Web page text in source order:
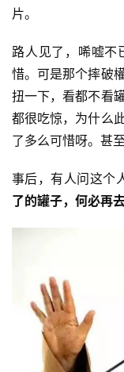
片。
路人见了，唏嘘不
惜。可是那个摔破
扭一下，看都不看
都很吃惊，为什么
了多么可惜呀。甚
事后，有人问这个
了的罐子，何必再